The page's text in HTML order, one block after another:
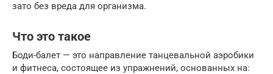
зато без вреда для организма.
Что это такое
Боди-балет — это направление танцевальной аэробики
и фитнеса, состоящее из упражнений, основанных на: